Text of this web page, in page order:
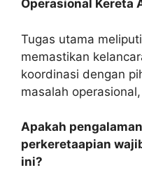
Operasional Kereta
Tugas utama
memastikan
koordinasi dengan
masalah
Apakah
perkeretaapian
ini?